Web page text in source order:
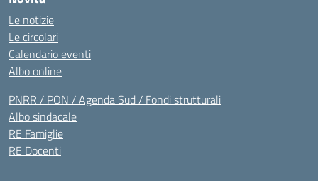
Le notizie
Le circolari
Calendario eventi
Albo online
PNRR / PON / Agenda Sud / Fondi strutturali
Albo sindacale
RE Famiglie
RE Docenti